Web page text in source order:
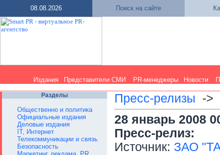
08.08.2026 Поиск на сайте
Издания Представители СМИ PR-менеджеры Новости
Разделы
Общественно и политика
Официальные издания
Деловые издания
IT, Интернет
Телекоммуникации и связь
Безопасность
Пресс-релизы ->
28 январь 2008
Пресс-релиз:
Источник: ЗАО